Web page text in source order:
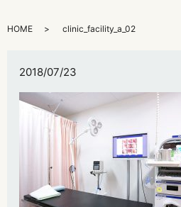
HOME clinic_facility_a_02
2018/07/23